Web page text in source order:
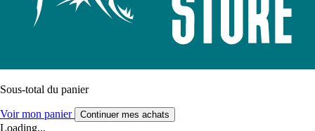
Sous-total du panier
Voir mon panier Continuer mes achats
Loading...